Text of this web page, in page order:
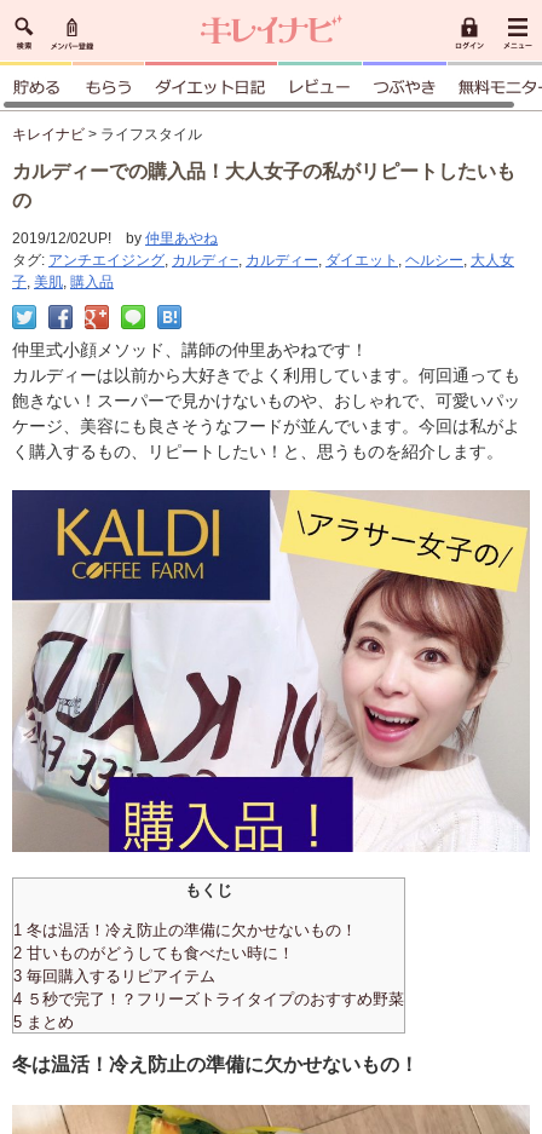
キレイナビ > ライフスタイル
カルディーでの購入品！大人女子の私がリピートしたいも
の
2019/12/02UP! by 仲里あやね
タグ: アンチエイジング, カルディ−, カルディー, ダイエット , ヘルシー, 大人女
子, 美肌, 購入品
仲里式小顔メソッド、講師の仲里あやねです！
カルディーは以前から大好きでよく利用しています。何回通っても
飽きない！スーパーで見かけないものや、おしゃれで、可愛いパッ
ケージ、美容にも良さそうなフードが並んでいます。今回は私がよ
く購入するもの、リピートしたい！と、思うものを紹介します。
もくじ
1 冬は温活！冷え防止の準備に欠かせないもの！
2 甘いものがどうしても食べたい時に！
3 毎回購入するリピアイテム
4 ５秒で完了！？フリーズトライタイプのおすすめ野菜
5 まとめ
冬は温活！冷え防止の準備に欠かせないもの！